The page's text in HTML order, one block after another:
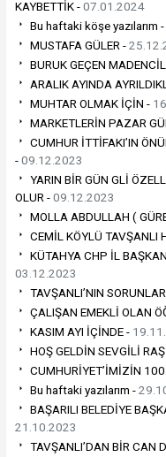
KAYBETTİK -07.01.2024
Bu haftaki köşe yazılarım -
MUSTAFA GÜLER -
BURUK GEÇEN
ARALIK AYINDA
MUHTAR OLMAK İÇİN -
MARKETLERİN PAZAR
CUMHUR İTTİFAKI’IN
-09.12.2023
YARIN BİR GÜN GLİ
OLUR -09.12.2023
MOLLA ABDULLAH (
CEMİL KÖYLÜ TAVŞANLI
KÜTAHYA CHP İL
03.12.2023
TAVŞANLI’NIN
ÇALIŞAN EMEKLİ OLAN
KASIM AYI İÇİNDE -
HOŞ GELDİN SEVGİLİ
CUMHURİYET’İMİZİN
Bu haftaki yazılarım -
BAŞARILI BELEDİYE
21.10.2023
TAVŞANLI’DAN BİR CAN